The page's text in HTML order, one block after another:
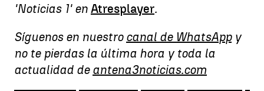
'Noticias 1' en Atresplayer.
Síguenos en nuestro canal de WhatsAppy
no te pierdas la última hora y toda la
actualidad de antena3noticias.com